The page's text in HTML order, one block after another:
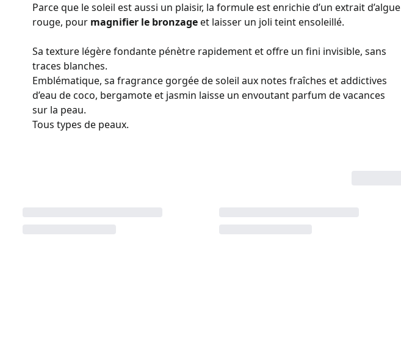
Parce que le soleil est aussi un plaisir, la formule est enrichie d’un extrait d’algue
rouge, pour magnifier le bronzageet laisser un joli teint ensoleillé.
Sa texture légère fondante pénètre rapidement et offre un fini invisible, sans
traces blanches.
Emblématique, sa fragrance gorgée de soleil aux notes fraîches et addictives
d’eau de coco, bergamote et jasmin laisse un envoutant parfum de vacances
sur la peau.
Tous types de peaux.